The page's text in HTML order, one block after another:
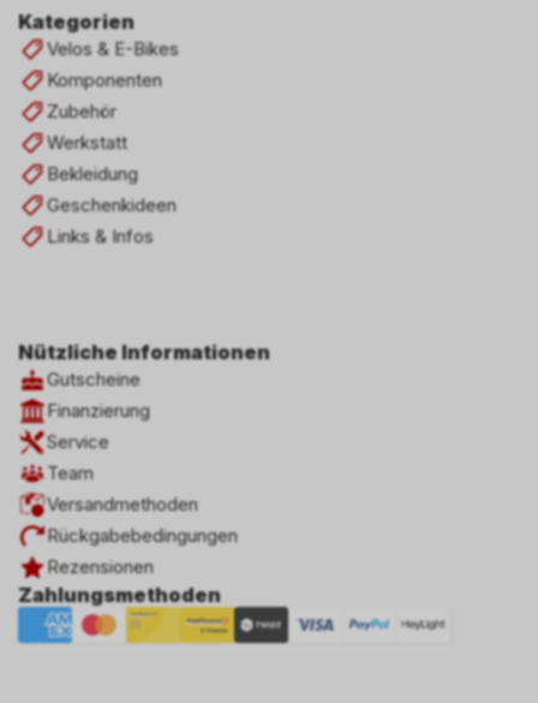
Kategorien
Velos & E-Bikes
Komponenten
Zubehör
Werkstatt
Bekleidung
Geschenkideen
Links & Infos
Nützliche Informationen
Gutscheine
Finanzierung
Service
Team
Versandmethoden
Rückgabebedingungen
Rezensionen
Zahlungsmethoden